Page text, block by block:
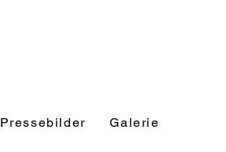
Pressebilder Galerie